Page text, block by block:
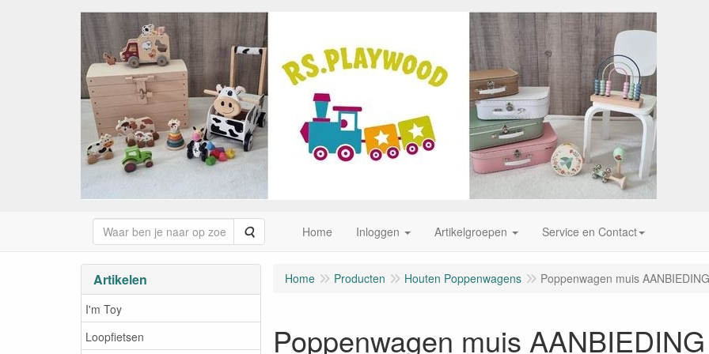
Zoeken Home Inloggen Artikelgroepen Service en Contact
Artikelen
I'm Toy
Loopfietsen
Home Producten Houten Poppenwagens Poppenwagen muis AANBIEDING
Poppenwagen muis AANBIEDING